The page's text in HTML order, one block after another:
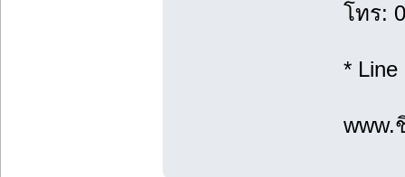
โทร:
* Line
www.